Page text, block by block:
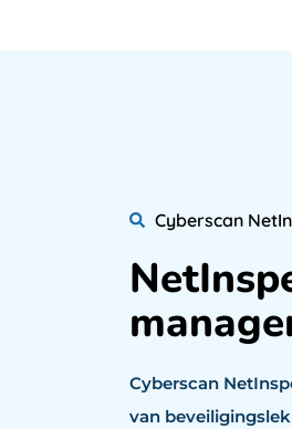
Cyberscan
Cyberscan
van